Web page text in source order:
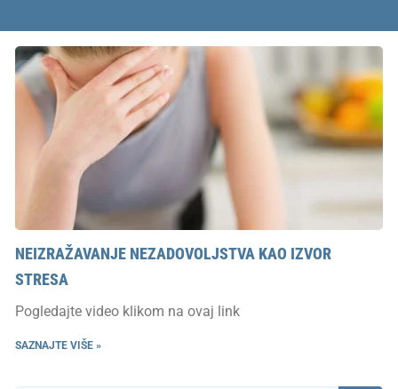
NEIZRAŽAVANJE NEZADOVOLJSTVA KAO IZVOR
STRESA
Pogledajte video klikom na ovaj link
SAZNAJTE VIŠE »